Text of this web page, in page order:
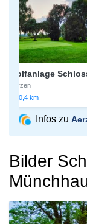
Aerzen
0,4 km
Infos zu
Bilder